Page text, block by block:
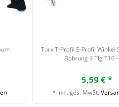
Torx T-Profil E-Profil Winkel
Bohrung 9 Tlg T10
5,59 € *
* inkl. ges. MwSt.